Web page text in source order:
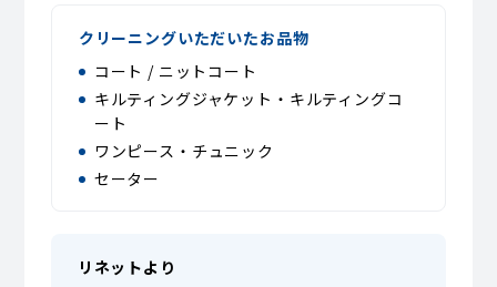
クリーニングいただいたお品物
コート / ニットコート
キルティングジャケット・キルティングコ
ート
ワンピース・チュニック
セーター
リネットより